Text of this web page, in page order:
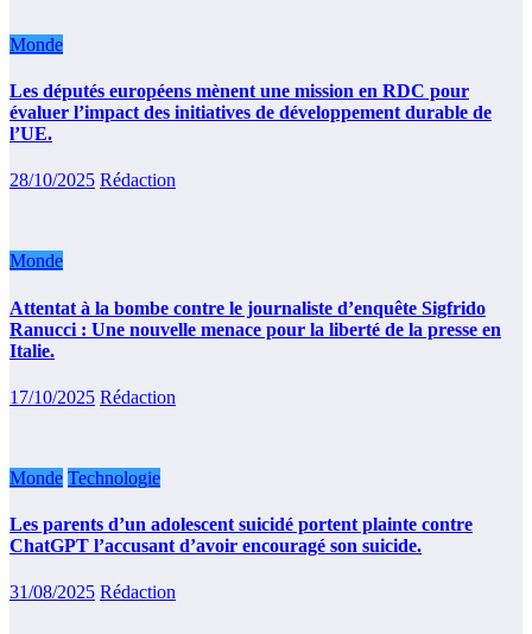
Monde
Les députés européens mènent une mission en RDC pour
évaluer l’impact des initiatives de développement durable de
l’UE.
28/10/2025 Rédaction
Monde
Attentat à la bombe contre le journaliste d’enquête Sigfrido
Ranucci : Une nouvelle menace pour la liberté de la presse en
Italie.
17/10/2025 Rédaction
Monde Technologie
Les parents d’un adolescent suicidé portent plainte contre
ChatGPT l’accusant d’avoir encouragé son suicide.
31/08/2025 Rédaction